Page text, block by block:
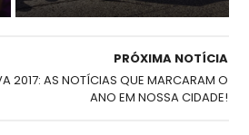
PRÓXIMA NOTÍCIA
2017: AS NOTÍCIAS QUE MARCARAM O
ANO EM NOSSA CIDADE!